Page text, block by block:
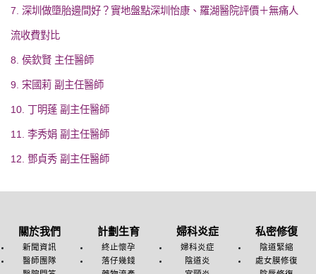
7. 深圳做墮胎邊間好？實地盤點深圳怡康、羅湖醫院評價＋無痛人
流收費對比
8. 侯欽賢 主任醫師
9. 宋國莉 副主任醫師
10. 丁明蓬 副主任醫師
11. 李秀娟 副主任醫師
12. 鄧貞秀 副主任醫師
關於我們
新聞資訊
醫師團隊
計劃生育
終止懷孕
落仔幾錢
婦科炎症
婦科炎症
陰道炎
私密修復
陰道緊縮
處女膜修復